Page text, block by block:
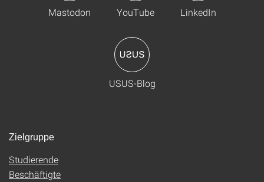
Mastodon YouTube LinkedIn
USUS-Blog
Zielgruppe
Studierende
Beschäftigte